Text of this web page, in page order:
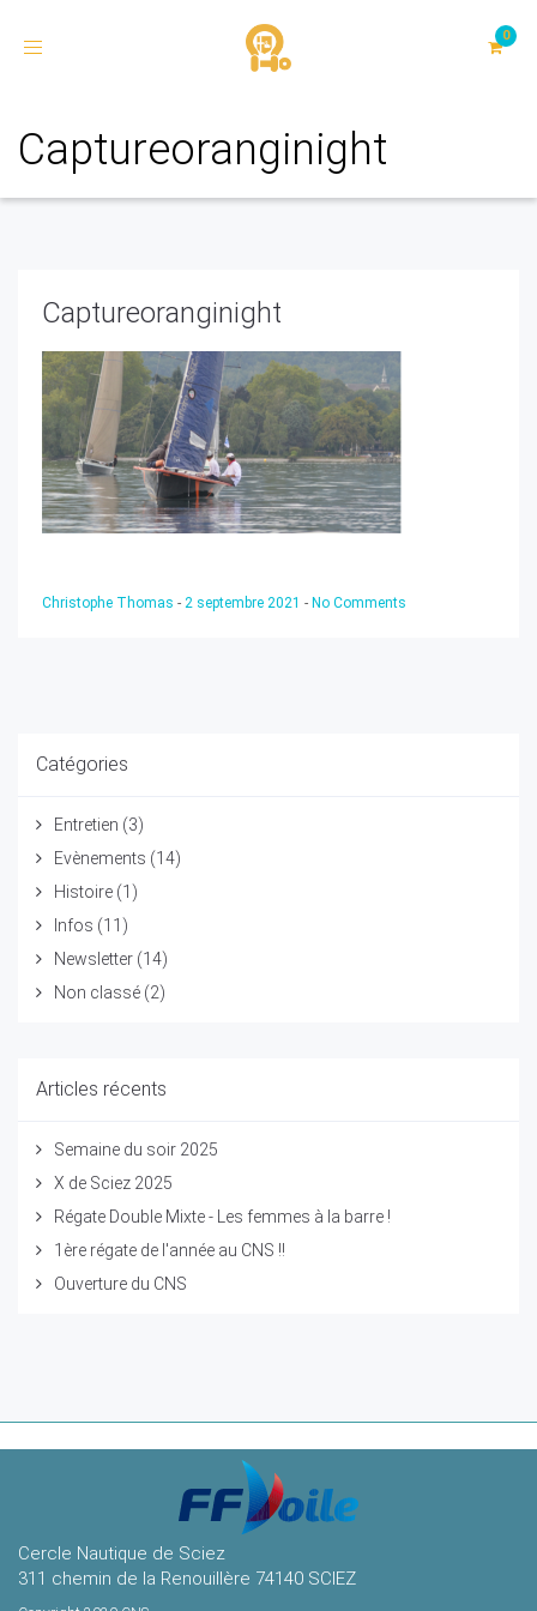
Toggle
Captureoranginight
Captureoranginight
Christophe Thomas - 2 septembre 2021 - No Comments
Catégories
Entretien (3)
Evènements (14)
Histoire (1)
Infos (11)
Newsletter (14)
Non classé (2)
Articles récents
Semaine du soir 2025
X de Sciez 2025
Régate Double Mixte - Les femmes à la barre !
1ère régate de l'année au CNS !!
Ouverture du CNS
Cercle Nautique de Sciez
311 chemin de la Renouillère 74140 SCIEZ